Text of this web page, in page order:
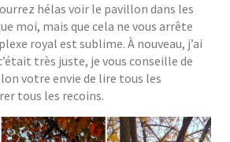
hélas voir le pavillon dans les
moi, mais que cela ne vous arrête
royal est sublime. À nouveau, j’ai
très juste, je vous conseille de
votre envie de lire tous les
tous les recoins.